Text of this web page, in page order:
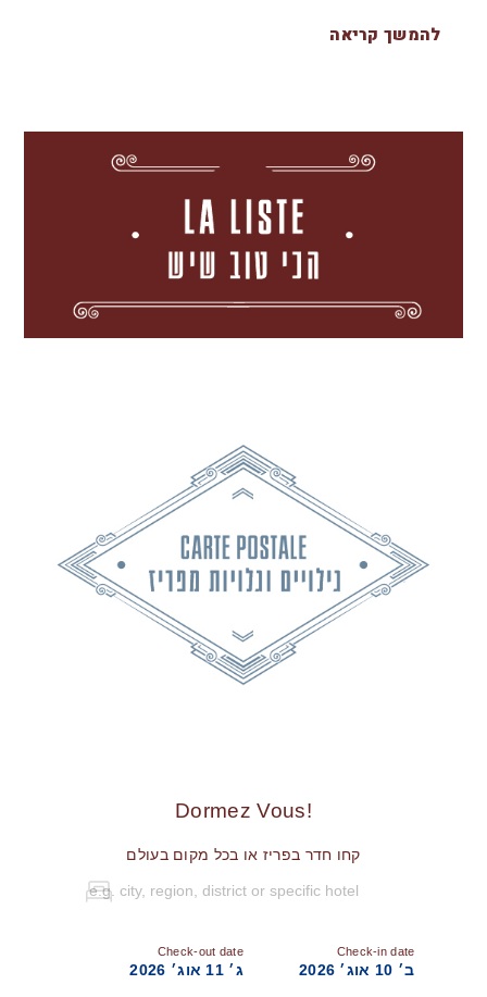
להמשך קריאה
!Dormez Vous
קחו חדר בפריז או בכל מקום בעולם
Check-in date
ב׳ 10 אוג׳ 2026
Check-out date
ג׳ 11 אוג׳ 2026